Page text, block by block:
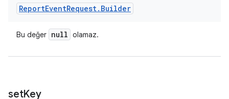
ReportEventRequest. Builder
Bu değer null olamaz.
setKey